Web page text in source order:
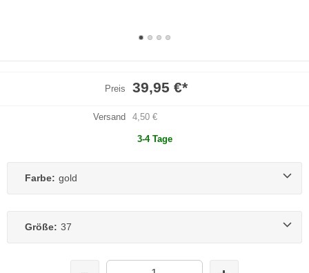
Preis 39,95 €*
Versand 4,50 €
3-4 Tage
Farbe: gold
Größe: 37